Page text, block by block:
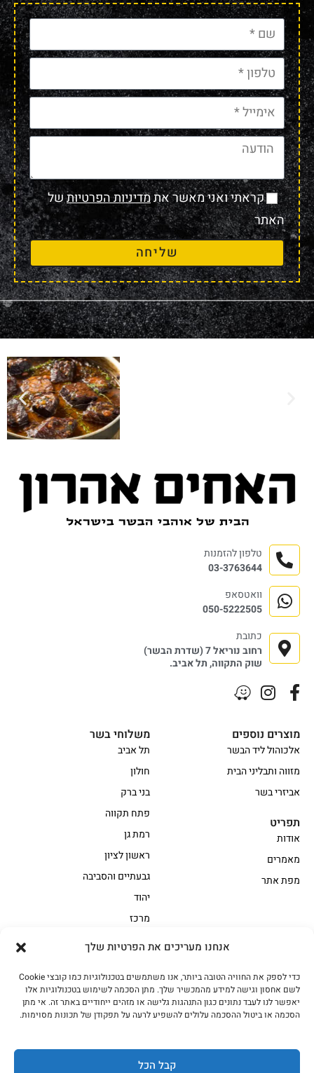
אנחנו מעריכים את הפרטיות שלך
כדי לספק את החוויה הטובה ביותר, אנו משתמשים בטכנולוגיות כמו קובצי Cookie
לשם אחסון וגישה למידע מהמכשיר שלך. מתן הסכמה לשימוש בטכנולוגיות אלו
יאפשר לנו לעבד נתונים כגון התנהגות גלישה או מזהים ייחודיים באתר זה. אי מתן
הסכמה או ביטול ההסכמה עלולים להשפיע לרעה על תפקודן של תכונות מסוימות.
קבל הכל
קראתי ואני מאשר אתמדיניות הפרטיותשל
האתר
שליחה
אווז
בשר בקר משובח
בשר בקר עגלה משובח
בשר למעשנת
הודו
חלקים אחוריים
מיוחדי מסורת1
משלוחי בשר
תל אביב
חולון
בני ברק
פתח תקווה
רמת גן
ראשון לציון
גבעתיים והסביבה
יהוד
מרכז
מוצרים נוספים
אלכוהול ליד הבשר
מזווה ותבליני הבית
אביזרי בשר
תפריט
אודות
מאמרים
מפת אתר
טלפון להזמנות
03-3763644
וואטסאפ
050-5222505
כתובת
רחוב נוריאל 7 (שדרת הבשר)
שוק התקווה, תל אביב.